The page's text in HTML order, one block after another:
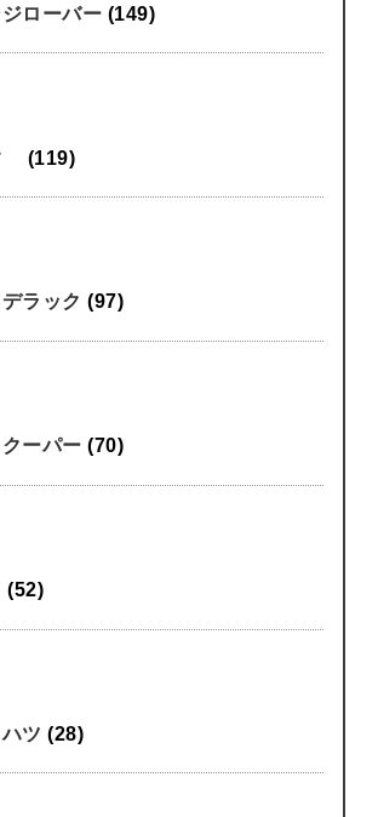
ローバー (149)
(119)
デラック(97)
クーパー(70)
(52)
ハツ(28)